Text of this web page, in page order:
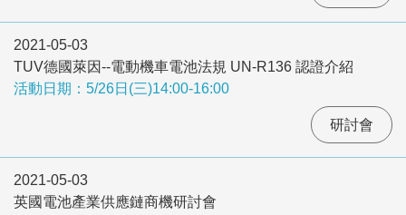
2021-05-03
TUV德國萊因--電動機車電池法規 UN-R136 認證介紹
活動日期：5/26日(三)14:00-16:00
研討會
2021-05-03
英國電池產業供應鏈商機研討會